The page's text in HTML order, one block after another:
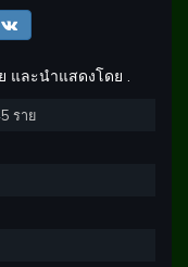
และนำแสดงโดย .
ราย